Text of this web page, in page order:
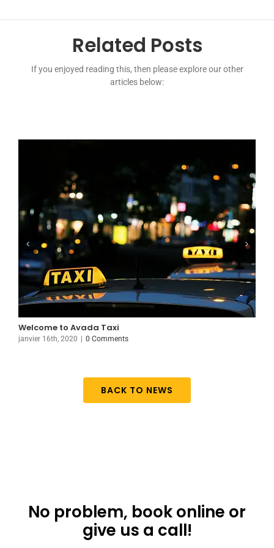
Related Posts
If you enjoyed reading this, then please explore our other
articles below:
Welcome to Avada Taxi
janvier 16th, 2020 | 0 Comments
BACK TO NEWS
No problem, book online or
give us a call!